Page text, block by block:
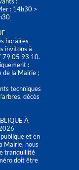
: 14h30 >
horaires
invitons à
79 05 93 10.
:
de la Mairie ;
techniques
décès
À
et en
Mairie, nous
tranquillité
doit être